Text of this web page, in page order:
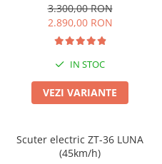
➔ Jinpeng/AMR
➔ Ruris
➔ Arora
Baterii
fara permis, 35km autonomie
3.300,00 RON
2.890,00 RON
IN STOC
VEZI VARIANTE
Scuter electric ZT-36 LUNA
(45km/h)